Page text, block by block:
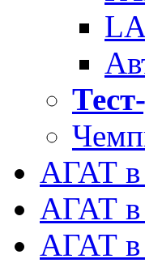
АГАТ в
АГАТ в
АГАТ в